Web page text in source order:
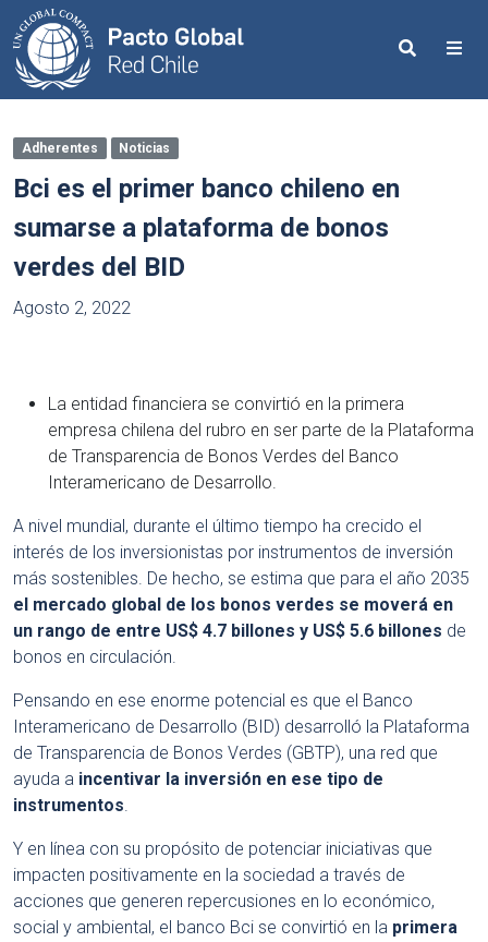
Search
Adherentes Noticias
Bci es el primer banco chileno en
sumarse a plataforma de bonos
verdes del BID
Agosto 2, 2022
La entidad financiera se convirtió en la primera
empresa chilena del rubro en ser parte de la Plataforma
de Transparencia de Bonos Verdes del Banco
Interamericano de Desarrollo.
A nivel mundial, durante el último tiempo ha crecido el
interés de los inversionistas por instrumentos de inversión
más sostenibles. De hecho, se estima que para el año 2035
el mercado global de los bonos verdes se moverá en
un rango de entre US$ 4.7 billones y US$ 5.6 billones de
bonos en circulación.
Pensando en ese enorme potencial es que el Banco
Interamericano de Desarrollo (BID) desarrolló la Plataforma
de Transparencia de Bonos Verdes (GBTP), una red que
ayuda a incentivar la inversión en ese tipo de
instrumentos.
Y en línea con su propósito de potenciar iniciativas que
impacten positivamente en la sociedad a través de
acciones que generen repercusiones en lo económico,
social y ambiental, el banco Bci se convirtió en la primera